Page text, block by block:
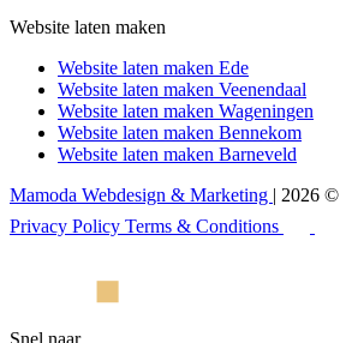
Website laten maken
Website laten maken Ede
Website laten maken Veenendaal
Website laten maken Wageningen
Website laten maken Bennekom
Website laten maken Barneveld
Mamoda Webdesign & Marketing | 2026 ©
Privacy Policy Terms & Conditions
Snel naar